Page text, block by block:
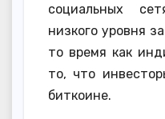
социальных
низкого уровня
то время как
то, что
биткоине.